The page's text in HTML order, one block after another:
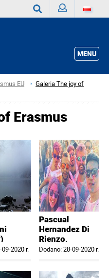
MENU
EU
Galeria The joy of
Erasmus
2020 r.
Pascual
Hernandez Di
Rienzo,
Hiszpania
Dodano: 28-09-2020 r.